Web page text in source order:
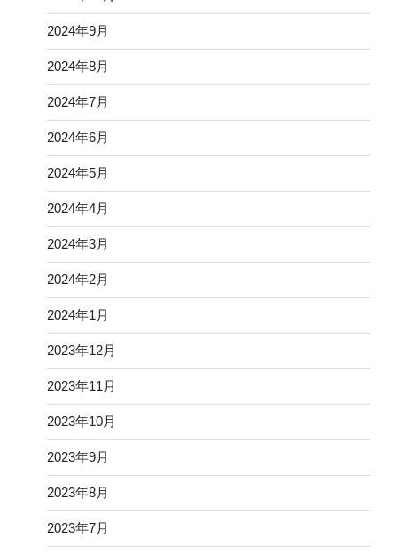
2024年9月
2024年8月
2024年7月
2024年6月
2024年5月
2024年4月
2024年3月
2024年2月
2024年1月
2023年12月
2023年11月
2023年10月
2023年9月
2023年8月
2023年7月